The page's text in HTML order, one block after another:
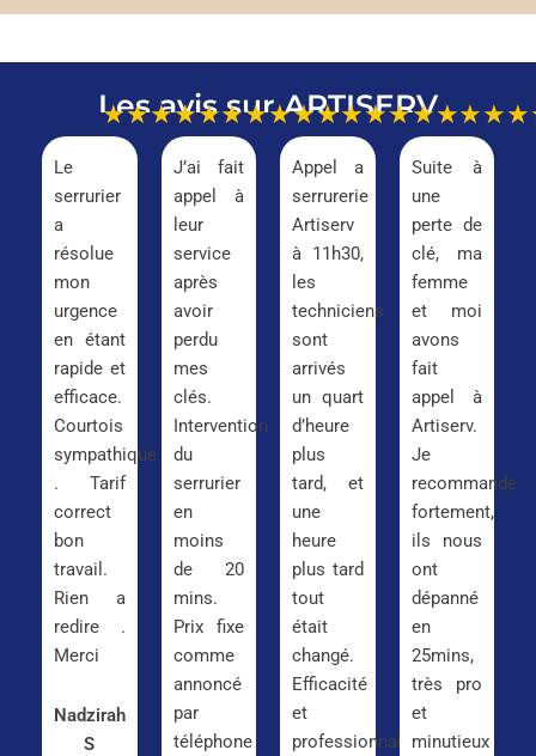
Les avis sur ARTISERV
★★★★★
Le
serrurier
a
résolue
mon
urgence
en étant
rapide et
efficace.
Courtois
sympathique
. Tarif
correct
bon
travail.
Rien a
redire .
Merci
Nadzirah
S
★★★★★
J’ai fait
appel à
leur
service
après
avoir
perdu
mes
clés.
Intervention
du
serrurier
en
moins
de 20
mins.
Prix fixe
comme
annoncé
par
téléphone
★★★★★
Appel a
serrurerie
Artiserv
à 11h30,
les
techniciens
sont
arrivés
un quart
d’heure
plus
tard, et
une
heure
plus tard
tout
était
changé.
Efficacité
et
professionnalisme
Suite à
une
perte de
clé, ma
femme
et moi
avons
fait
appel à
Artiserv.
Je
recommande
fortement,
ils nous
ont
dépanné
en
25mins,
très pro
et
minutieux